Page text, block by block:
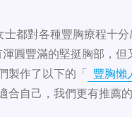
士都對各種豐胸療程十
圓豐滿的堅挺胸部，
製作了以下的「
豐胸懶
合自己，我們更有推薦